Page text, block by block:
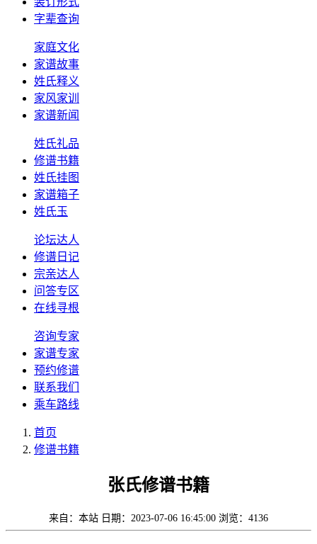
字辈查询
家庭文化
家谱故事
姓氏释义
家风家训
家谱新闻
姓氏礼品
修谱书籍
姓氏挂图
家谱箱子
姓氏玉
论坛达人
修谱日记
宗亲达人
问答专区
在线寻根
咨询专家
家谱专家
预约修谱
联系我们
乘车路线
首页
修谱书籍
张氏修谱书籍
来自：本站 日期：2023-07-06 16:45:00 浏览：4136